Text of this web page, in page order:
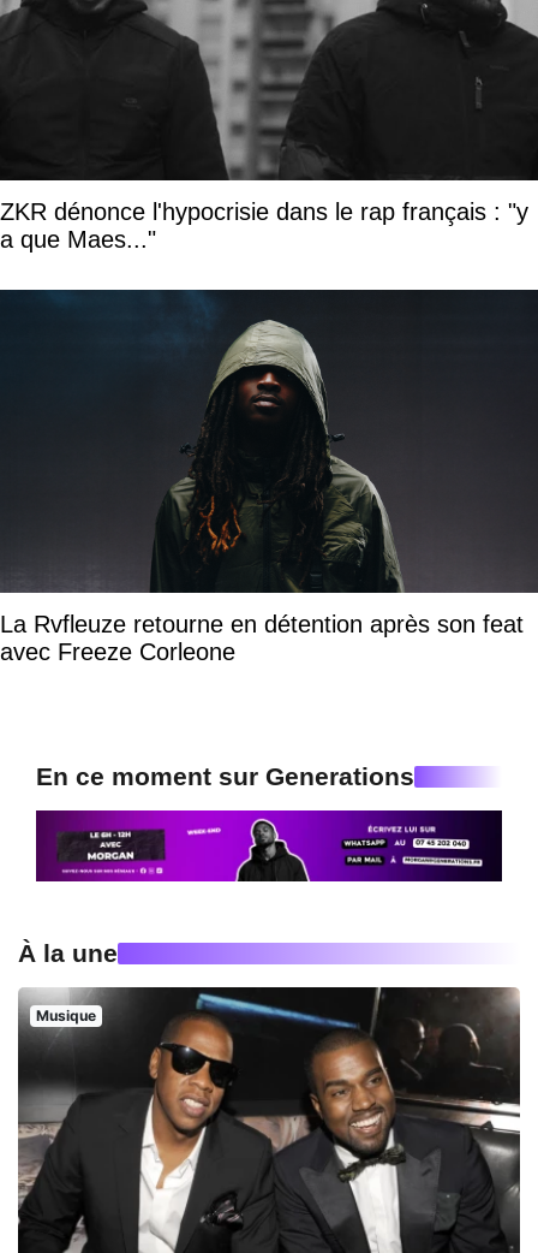
ZKR dénonce l'hypocrisie dans le rap français : "y
a que Maes..."
La Rvfleuze retourne en détention après son feat
avec Freeze Corleone
En ce moment sur Generations
À la une
Musique